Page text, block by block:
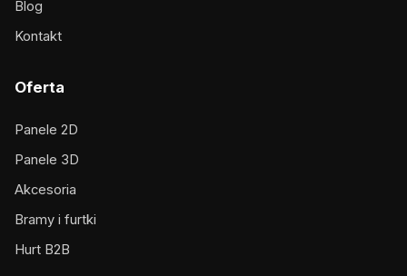
Blog
Kontakt
Oferta
Panele 2D
Panele 3D
Akcesoria
Bramy i furtki
Hurt B2B